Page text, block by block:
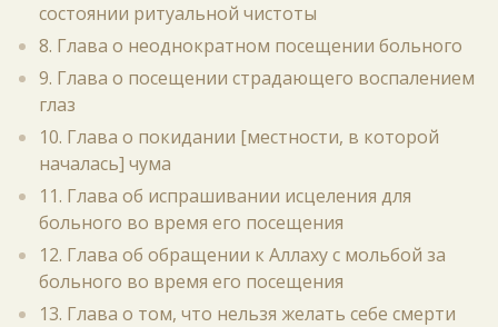
состоянии ритуальной чистоты
8. Глава о неоднократном посещении больного
9. Глава о посещении страдающего воспалением
глаз
10. Глава о покидании [местности, в которой
началась] чума
11. Глава об испрашивании исцеления для
больного во время его посещения
12. Глава об обращении к Аллаху с мольбой за
больного во время его посещения
13. Глава о том, что нельзя желать себе смерти